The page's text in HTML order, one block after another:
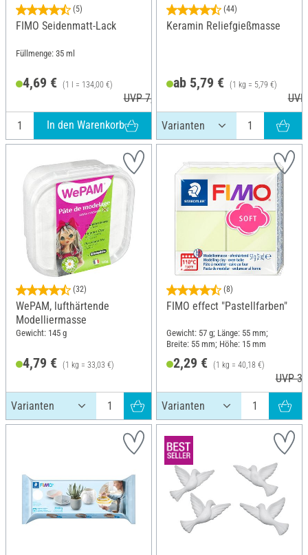
(5)
FIMO Seidenmatt-Lack
Füllmenge: 35 ml
4,69 € (1 l = 134,00 €)
UVP 7,30 €
In den Warenkorb
(44)
Keramin Reliefgießmasse
ab 5,79 € (1 kg = 5,79 €)
(32)
WePAM, lufthärtende
Modelliermasse
Gewicht: 145 g
4,79 € (1 kg = 33,03 €)
(8)
FIMO effect "Pastellfarben"
Gewicht: 57 g; Länge: 55 mm;
Breite: 55 mm; Höhe: 15 mm
2,29 € (1 kg = 40,18 €)
UVP